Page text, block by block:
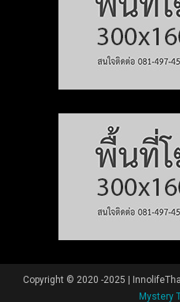
Copyright © 2020 -2025 |
Mystery